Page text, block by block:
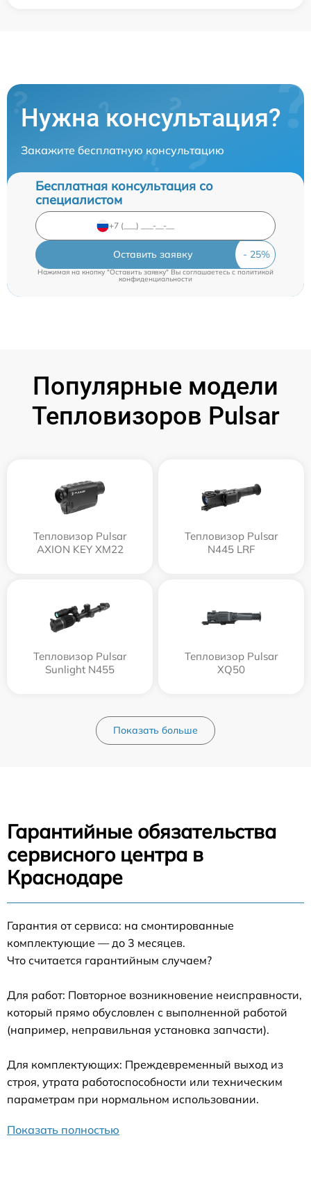
Нужна консультация?
Закажите бесплатную консультацию
Бесплатная консультация со
специалистом
Оставить заявку
Нажимая на кнопку "Оставить заявку" Вы соглашаетесь cполитикой
конфиденциальности
Популярные модели
Тепловизоров Pulsar
Тепловизор Pulsar
AXION KEY XM22
Тепловизор Pulsar
N445 LRF
Тепловизор Pulsar
Sunlight N455
Тепловизор Pulsar
XQ50
Показать больше
Гарантийные обязательства
сервисного центра в
Краснодаре
Гарантия от сервиса: на смонтированные
комплектующие — до 3 месяцев.
Что считается гарантийным случаем?
Для работ: Повторное возникновение неисправности,
который прямо обусловлен с выполненной работой
(например, неправильная установка запчасти).
Для комплектующих: Преждевременный выход из
строя, утрата работоспособности или техническим
параметрам при нормальном использовании.
Показать полностью